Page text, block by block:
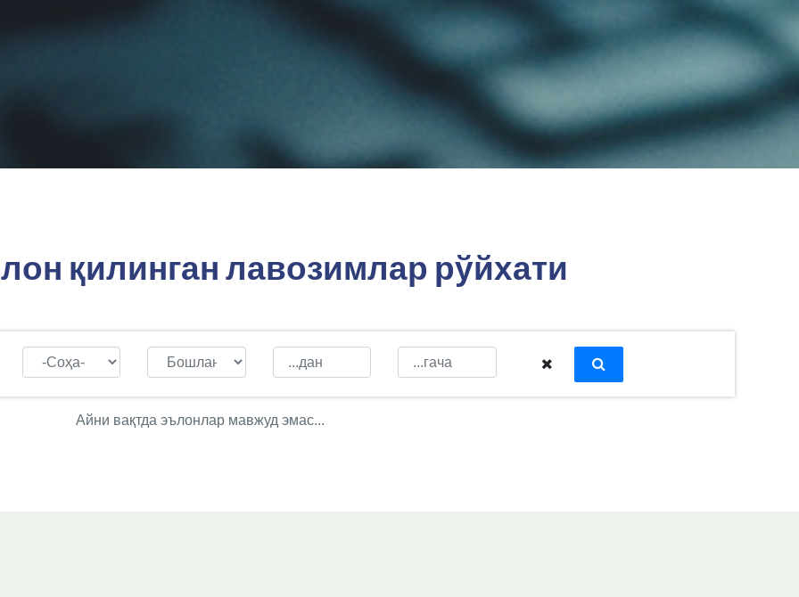
қилинган лавозимлар рўйхати
Айни вақтда эълонлар мавжуд эмас...